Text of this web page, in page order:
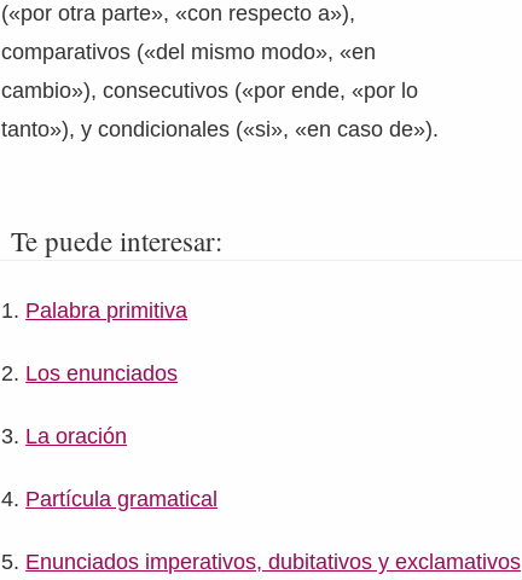
(«por otra parte», «con respecto a»),
comparativos («del mismo modo», «en
cambio»), consecutivos («por ende, «por lo
tanto»), y condicionales («si», «en caso de»).
Te puede interesar:
Palabra primitiva
Los enunciados
La oración
Partícula gramatical
Enunciados imperativos, dubitativos y exclamativos